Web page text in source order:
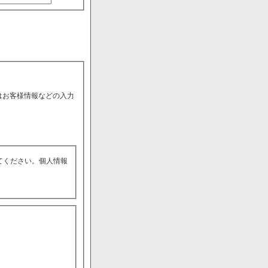
客様情報などの入力
ださい。個人情報